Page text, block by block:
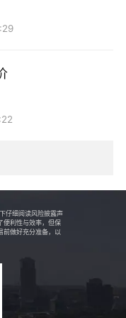
行的官方网站、手
便银行确认身份。
时，可以选择不
行网点自提和邮寄
的工行网点，携带
属时，客户需支
准一般与贵金属的
仔细阅读风险披露声
便利性与效率，但保
前做好充分准备，以